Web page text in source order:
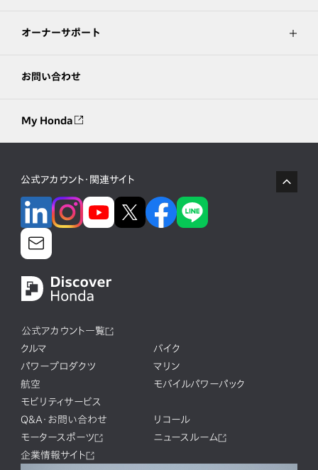
オーナーサポート
お問い合わせ
My Honda
公式アカウント・関連サイト
公式アカウント一覧
クルマ
バイク
パワープロダクツ
マリン
航空
モバイルパワーパック
モビリティサービス
Q&A・お問い合わせ
リコール
モータースポーツ
ニュースルーム
企業情報サイト